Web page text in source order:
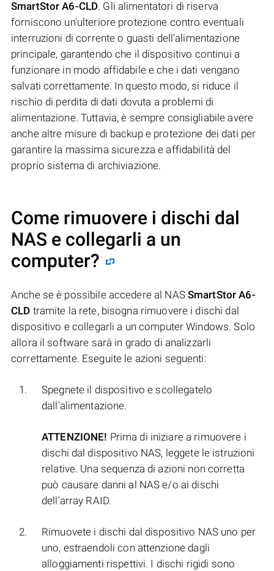
SmartStor A6-CLD. Gli alimentatori di riserva
forniscono un'ulteriore protezione contro eventuali
interruzioni di corrente o guasti dell'alimentazione
principale, garantendo che il dispositivo continui a
funzionare in modo affidabile e che i dati vengano
salvati correttamente. In questo modo, si riduce il
rischio di perdita di dati dovuta a problemi di
alimentazione. Tuttavia, è sempre consigliabile avere
anche altre misure di backup e protezione dei dati per
garantire la massima sicurezza e affidabilità del
proprio sistema di archiviazione.
Come rimuovere i dischi dal
NAS e collegarli a un
computer?
Anche se è possibile accedere al NAS SmartStor A6-
CLD tramite la rete, bisogna rimuovere i dischi dal
dispositivo e collegarli a un computer Windows. Solo
allora il software sarà in grado di analizzarli
correttamente. Eseguite le azioni seguenti:
Spegnete il dispositivo e scollegatelo
dall'alimentazione.
ATTENZIONE! Prima di iniziare a rimuovere i
dischi dal dispositivo NAS, leggete le istruzioni
relative. Una sequenza di azioni non corretta
può causare danni al NAS e/o ai dischi
dell'array RAID.
Rimuovete i dischi dal dispositivo NAS uno per
uno, estraendoli con attenzione dagli
alloggiamenti rispettivi. I dischi rigidi sono